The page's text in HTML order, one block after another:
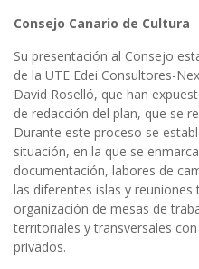
Consejo Canario de Cultura
Su presentación al Consejo
de la UTE Edei Consultores-
David Roselló, que han
de redacción del plan, que se
Durante este proceso se
situación, en la que se
documentación, labores de
las diferentes islas y
organización de mesas de
territoriales y transversales
privados.